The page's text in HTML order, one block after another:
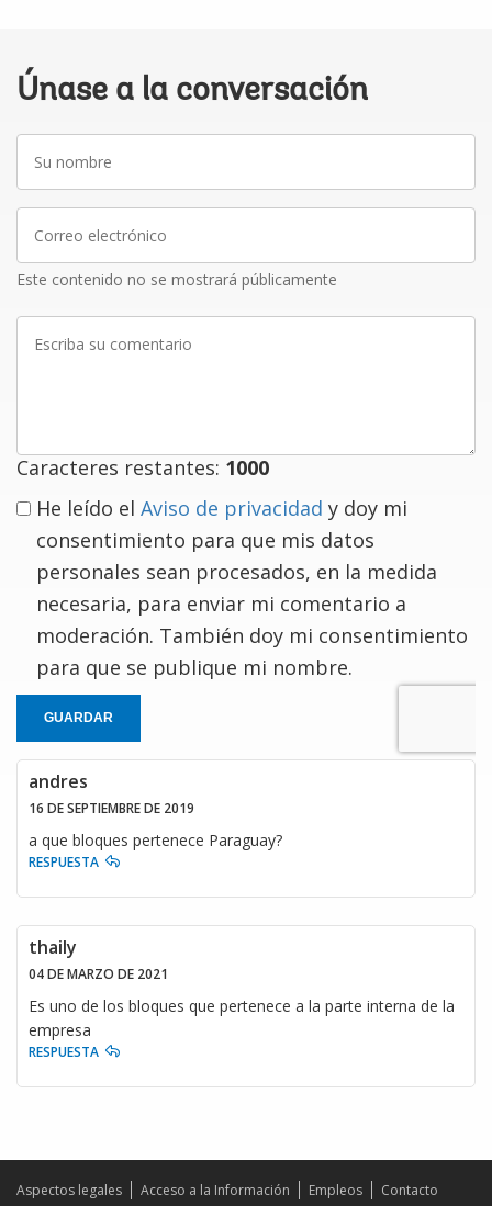
Únase a la conversación
nombre
electrónico
Este contenido no se mostrará públicamente
Caracteres restantes: 1000
He leído el Aviso de privacidad y doy mi
consentimiento para que mis datos
personales sean procesados, en la medida
necesaria, para enviar mi comentario a
moderación. También doy mi consentimiento
para que se publique mi nombre.
GUARDAR
andres
16 DE SEPTIEMBRE DE 2019
a que bloques pertenece Paraguay?
RESPUESTA
thaily
04 DE MARZO DE 2021
Es uno de los bloques que pertenece a la parte interna de la
empresa
RESPUESTA
Aspectos legales Acceso a la Información Empleos Contacto